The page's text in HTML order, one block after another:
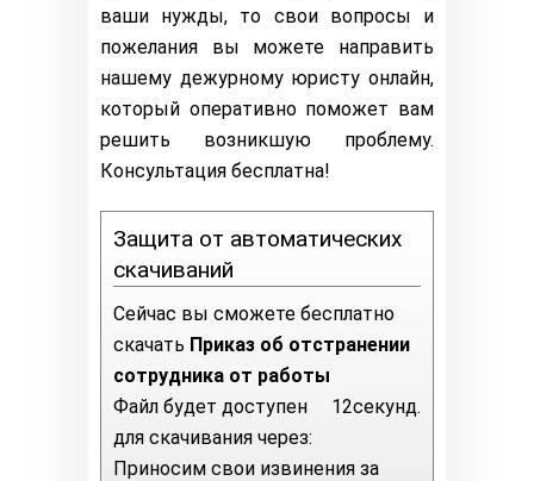
ваши нужды, то свои вопросы и
пожелания вы можете направить
нашему дежурному юристу онлайн,
который оперативно поможет вам
решить возникшую проблему.
Консультация бесплатна!
Защита от автоматических
скачиваний
Сейчас вы сможете бесплатно
скачать Приказ об отстранении
сотрудника от работы
Файл будет доступен
для скачивания через:
11секунд.
Приносим свои извинения за